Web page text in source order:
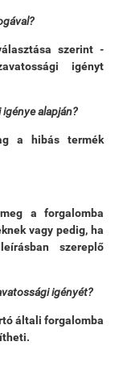
szerint -
igényt
alapján?
a hibás termék
a forgalomba
vagy pedig, ha
szereplő
igényét?
általi forgalomba